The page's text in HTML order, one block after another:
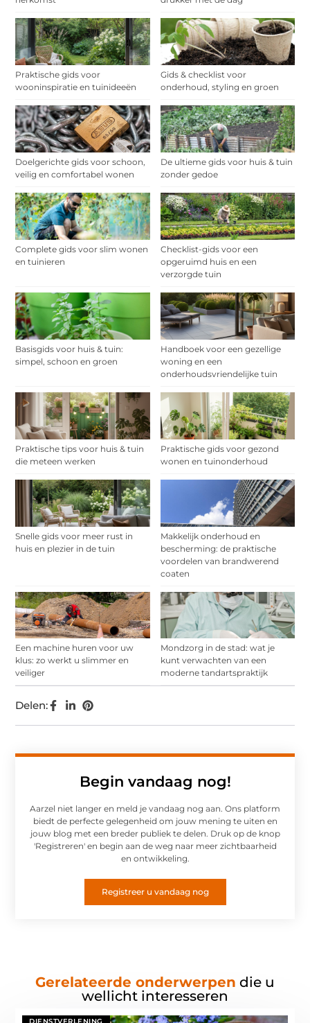
Praktische gids voor
wooninspiratie en tuinideeën
Gids & checklist voor
onderhoud, styling en groen
Doelgerichte gids voor schoon,
veilig en comfortabel wonen
De ultieme gids voor huis & tuin
zonder gedoe
Complete gids voor slim wonen
en tuinieren
Checklist-gids voor een
opgeruimd huis en een
verzorgde tuin
Basisgids voor huis & tuin:
simpel, schoon en groen
Handboek voor een gezellige
woning en een
onderhoudsvriendelijke tuin
Praktische tips voor huis & tuin
die meteen werken
Praktische gids voor gezond
wonen en tuinonderhoud
Snelle gids voor meer rust in
huis en plezier in de tuin
Makkelijk onderhoud en
bescherming: de praktische
voordelen van brandwerend
coaten
Een machine huren voor uw
klus: zo werkt u slimmer en
veiliger
Mondzorg in de stad: wat je
kunt verwachten van een
moderne tandartspraktijk
Begin vandaag nog!
Aarzel niet langer en meld je vandaag nog aan. Ons platform
biedt de perfecte gelegenheid om jouw mening te uiten en
jouw blog met een breder publiek te delen. Druk op de knop
'Registreren' en begin aan de weg naar meer zichtbaarheid
en ontwikkeling.
Registreer u vandaag nog
Delen:
Gerelateerde onderwerpen die u
wellicht interesseren
DIENSTVERLENING